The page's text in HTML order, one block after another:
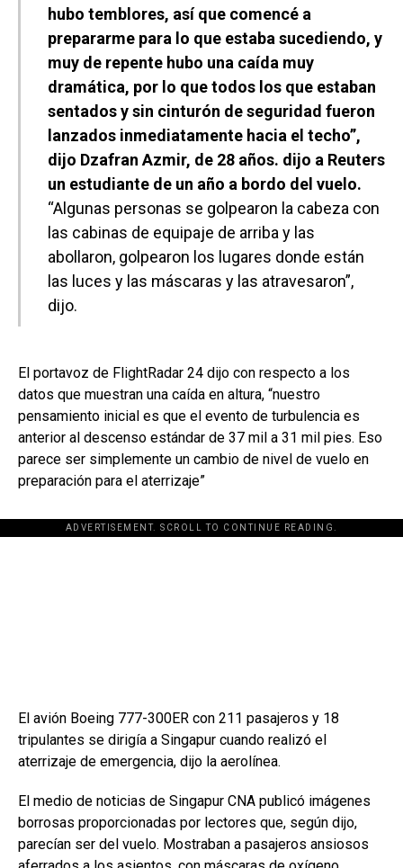
hubo temblores, así que comencé a
prepararme para lo que estaba sucediendo, y
muy de repente hubo una caída muy
dramática, por lo que todos los que estaban
sentados y sin cinturón de seguridad fueron
lanzados inmediatamente hacia el techo”,
dijo Dzafran Azmir, de 28 años. dijo a Reuters
un estudiante de un año a bordo del vuelo.
“Algunas personas se golpearon la cabeza con
las cabinas de equipaje de arriba y las
abollaron, golpearon los lugares donde están
las luces y las máscaras y las atravesaron”,
dijo.
El portavoz de FlightRadar 24 dijo con respecto a los
datos que muestran una caída en altura, “nuestro
pensamiento inicial es que el evento de turbulencia es
anterior al descenso estándar de 37 mil a 31 mil pies. Eso
parece ser simplemente un cambio de nivel de vuelo en
preparación para el aterrizaje”
ADVERTISEMENT. SCROLL TO CONTINUE READING.
[adsforwp id="243463"]
El avión Boeing 777-300ER con 211 pasajeros y 18
tripulantes se dirigía a Singapur cuando realizó el
aterrizaje de emergencia, dijo la aerolínea.
El medio de noticias de Singapur CNA publicó imágenes
borrosas proporcionadas por lectores que, según dijo,
parecían ser del vuelo. Mostraban a pasajeros ansiosos